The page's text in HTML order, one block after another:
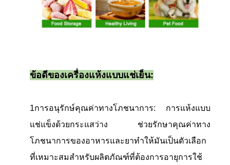
ข้อดีของเครื่องแห้งแบบแช่เย็น:
1การอนุรักษ์คุณค่าทางโภชนาการ: การแห้งแบบ
แช่แข็งด้วยกระแสว่าง ช่วยรักษาคุณค่าทาง
โภชนาการของอาหารและยาทําให้มันเป็นตัวเลือก
ที่เหมาะสมสําหรับผลิตภัณฑ์ที่ต้องการอายุการใช้